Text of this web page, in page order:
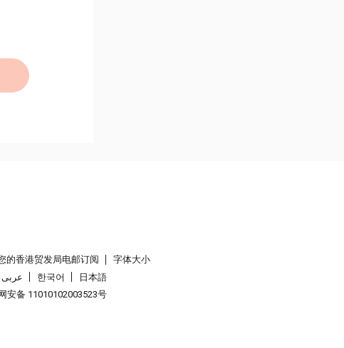
的香港贸发局电邮订阅
字体大小
عربى 한국어
日本語
安备 11010102003523号